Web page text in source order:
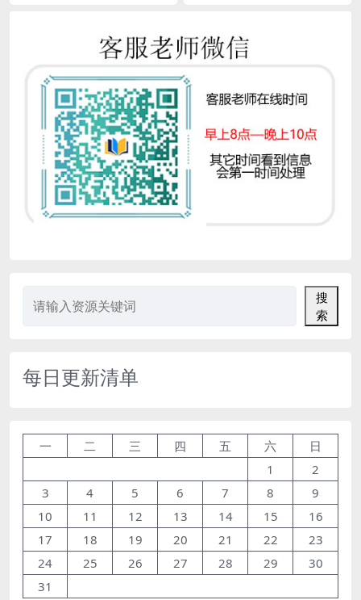
搜
索
每日更新清单
一 二 三 四 五 六
日
1
2
3
4 5 6 7 8
9
10
11 12 13 14 15
16
17
18 19 20 21 22
23
24
25 26 27 28 29
30
31